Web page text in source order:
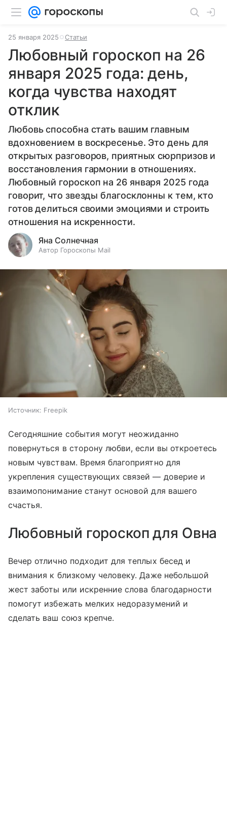
25 января 2025 Статьи
Любовный гороскоп на 26
января 2025 года: день,
когда чувства находят
отклик
Любовь способна стать вашим главным
вдохновением в воскресенье. Это день для
открытых разговоров, приятных сюрпризов и
восстановления гармонии в отношениях.
Любовный гороскоп на 26 января 2025 года
говорит, что звезды благосклонны к тем, кто
готов делиться своими эмоциями и строить
отношения на искренности.
Яна Солнечная
Автор Гороскопы Mail
Источник: Freepik
Сегодняшние события могут неожиданно
повернуться в сторону любви, если вы откроетесь
новым чувствам. Время благоприятно для
укрепления существующих связей — доверие и
взаимопонимание станут основой для вашего
счастья.
Любовный гороскоп для Овна
Вечер отлично подходит для теплых бесед и
внимания к близкому человеку. Даже небольшой
жест заботы или искренние слова благодарности
помогут избежать мелких недоразумений и
сделать ваш союз крепче.